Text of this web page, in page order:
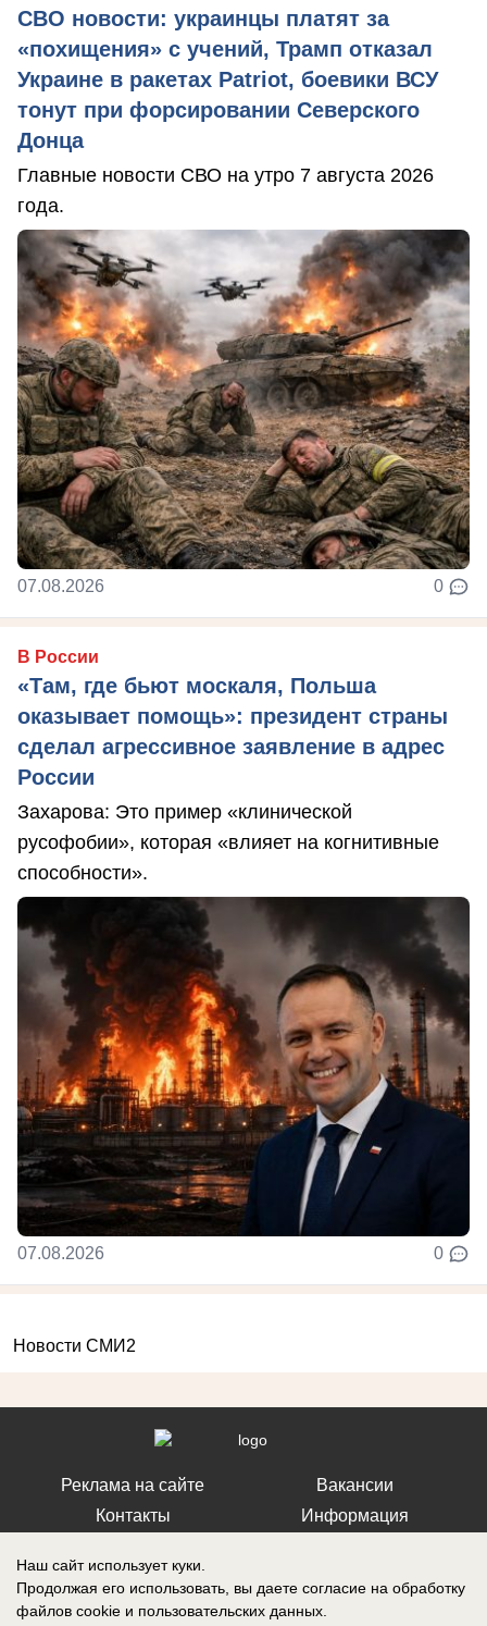
СВО новости: украинцы платят за
«похищения» с учений, Трамп отказал
Украине в ракетах Patriot, боевики ВСУ
тонут при форсировании Северского
Донца
Главные новости СВО на утро 7 августа 2026
года.
07.08.2026 0
В России
«Там, где бьют москаля, Польша
оказывает помощь»: президент страны
сделал агрессивное заявление в адрес
России
Захарова: Это пример «клинической
русофобии», которая «влияет на когнитивные
способности».
07.08.2026 0
Новости СМИ2
Реклама на сайте
Контакты
Вакансии
Информация
Наш сайт использует куки.
Продолжая его использовать, вы даете согласие на обработку
файлов cookie и пользовательских данных.